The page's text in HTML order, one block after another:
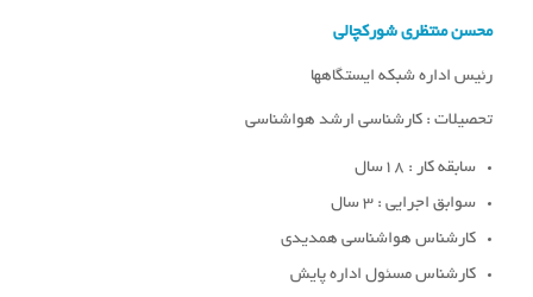
محسن منتظری شورکچالی
رئیس اداره شبکه ایستگاهها
تحصیلات : کارشناسی ارشد هواشناسی
سابقه کار : 18سال
سوابق اجرایی : 3 سال
کارشناس هواشناسی همدیدی
کارشناس مسئول اداره پایش